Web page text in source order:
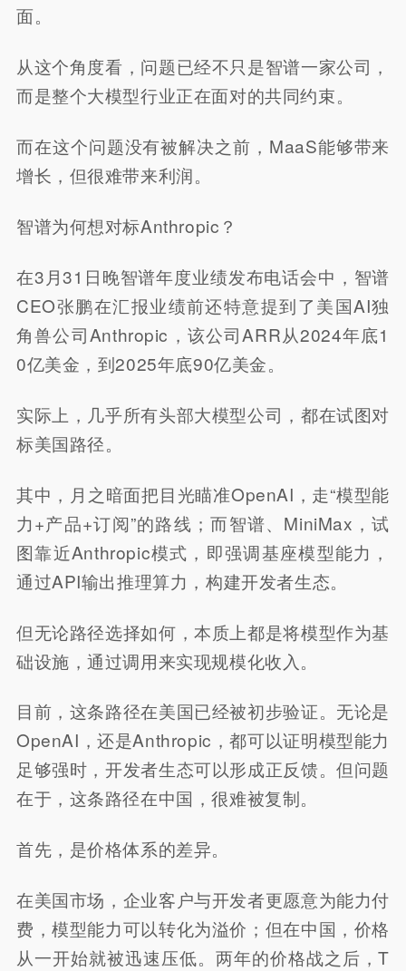
面。
从这个角度看，问题已经不只是智谱一家公司，
而是整个大模型行业正在面对的共同约束。
而在这个问题没有被解决之前，MaaS能够带来
增长，但很难带来利润。
智谱为何想对标Anthropic？
在3月31日晚智谱年度业绩发布电话会中，智谱
CEO张鹏在汇报业绩前还特意提到了美国AI独
角兽公司Anthropic，该公司ARR从2024年底1
0亿美金，到2025年底90亿美金。
实际上，几乎所有头部大模型公司，都在试图对
标美国路径。
其中，月之暗面把目光瞄准OpenAI，走“模型能
力+产品+订阅”的路线；而智谱、MiniMax，试
图靠近Anthropic模式，即强调基座模型能力，
通过API输出推理算力，构建开发者生态。
但无论路径选择如何，本质上都是将模型作为基
础设施，通过调用来实现规模化收入。
目前，这条路径在美国已经被初步验证。无论是
OpenAI，还是Anthropic，都可以证明模型能力
足够强时，开发者生态可以形成正反馈。但问题
在于，这条路径在中国，很难被复制。
首先，是价格体系的差异。
在美国市场，企业客户与开发者更愿意为能力付
费，模型能力可以转化为溢价；但在中国，价格
从一开始就被迅速压低。两年的价格战之后，T